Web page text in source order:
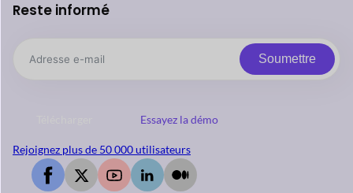
Reste informé
Soumettre
Essayez la démo
Rejoignez plus de 50 000 utilisateurs